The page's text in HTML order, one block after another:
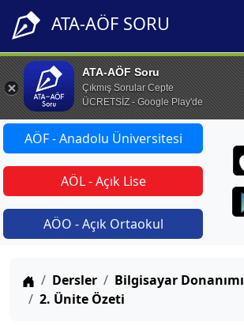
ATA-AÖF SORU
ATA-AÖF Soru
Çıkmış Sorular Cepte
ÜCRETSİZ - Google Play'de
AÖF - Anadolu Üniversitesi
AÖL - Açık Lise
AÖO - Açık Ortaokul
Anasayfa
Dersler
Bilgisayar Donanımı
2. Ünite Özeti